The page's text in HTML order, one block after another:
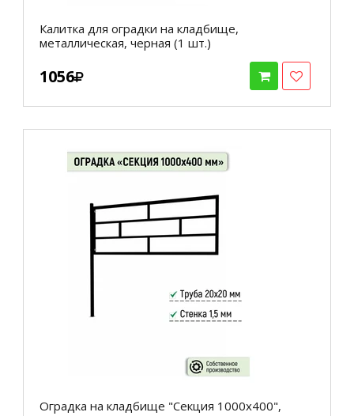
Калитка для оградки на кладбище,
металлическая, черная (1 шт.)
1056
Оградка на кладбище "Секция 1000х400",